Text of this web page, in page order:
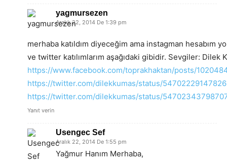
yagmursezen
Aralık 22, 2014 De 1:39 pm
merhaba katıldım diyeceğim ama instagman hesabım
ve twitter katılımlarım aşağıdaki gibidir. Sevgiler: Dilek
https://www.facebook.com/toprakhaktan/posts/
https://twitter.com/dilekkumas/status/
https://twitter.com/dilekkumas/status/
Yanıt verin
Usengec Sef
Aralık 22, 2014 De 1:55 pm
Yağmur Hanım Merhaba,